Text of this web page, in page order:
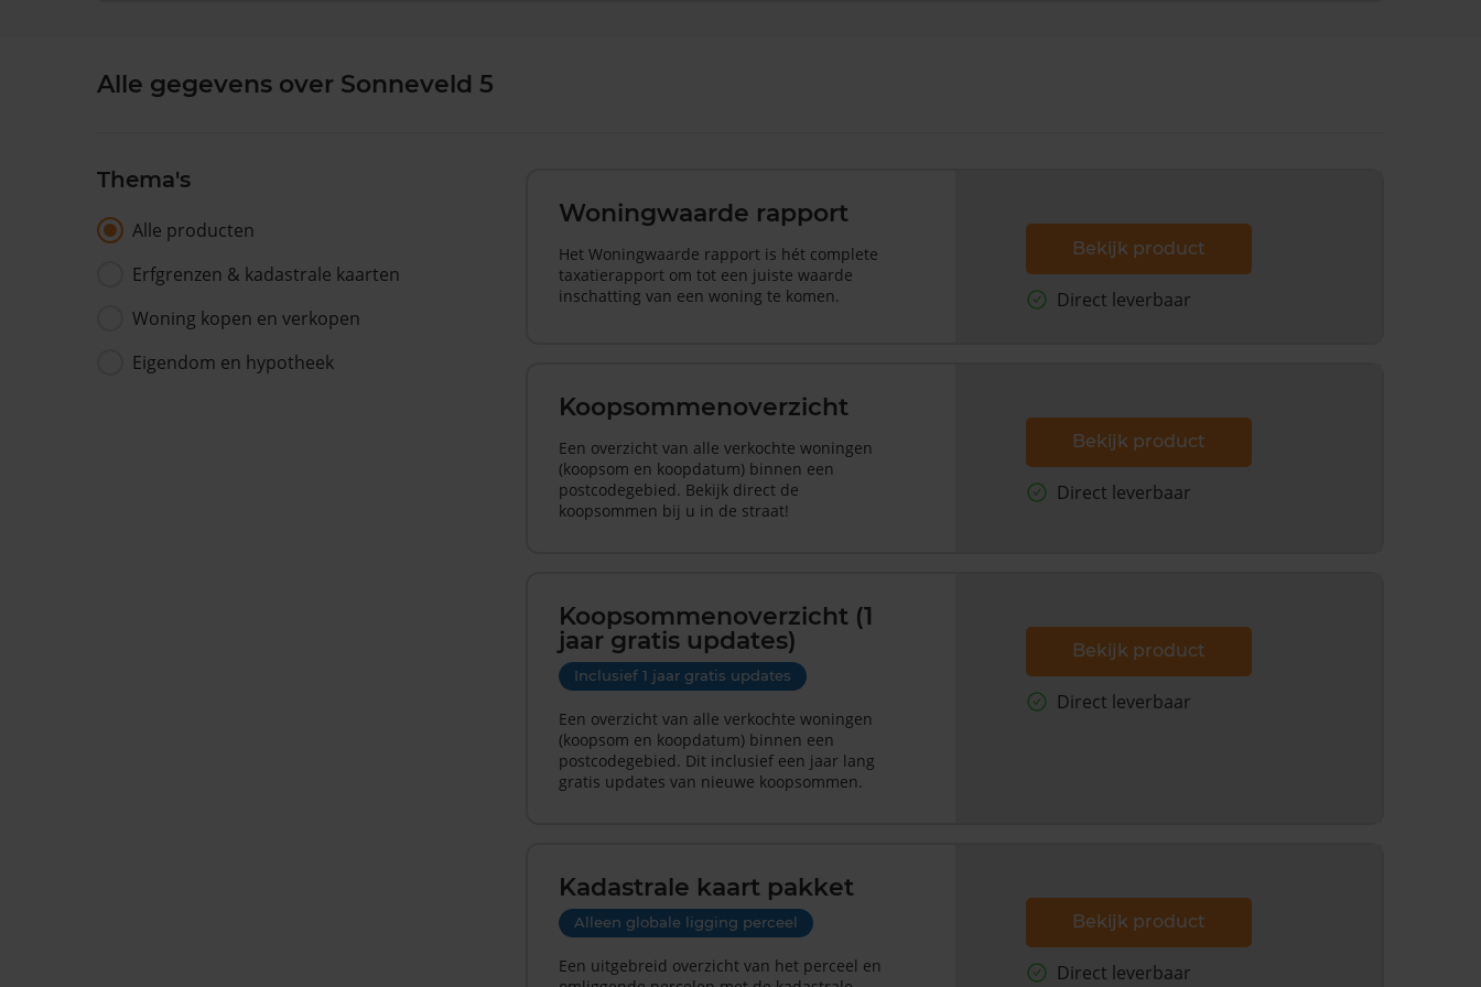
Alle gegevens over Sonneveld 5
Thema's
Alle producten
Erfgrenzen & kadastrale kaarten
Woning kopen en verkopen
Eigendom en hypotheek
Woningwaarde rapport
Het Woningwaarde rapport is hét complete
taxatierapport om tot een juiste waarde
inschatting van een woning te komen.
Bekijk product
Direct leverbaar
Koopsommenoverzicht
Een overzicht van alle verkochte woningen
(koopsom en koopdatum) binnen een
postcodegebied. Bekijk direct de
koopsommen bij u in de straat!
Bekijk product
Direct leverbaar
Koopsommenoverzicht (1
jaar gratis updates)
Inclusief 1 jaar gratis updates
Een overzicht van alle verkochte woningen
(koopsom en koopdatum) binnen een
postcodegebied. Dit inclusief een jaar lang
gratis updates van nieuwe koopsommen.
Bekijk product
Direct leverbaar
Kadastrale kaart pakket
Alleen globale ligging perceel
Een uitgebreid overzicht van het perceel en
Bekijk product
Direct leverbaar